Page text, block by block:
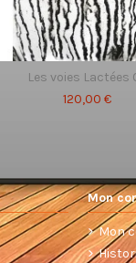
Les voies Lactées
120,00 €
Mon
Mon